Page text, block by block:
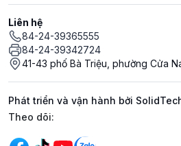
Liên hệ
84-24-39365555
84-24-39342724
41-43 phố Bà Triệu, phường Cửa
Phát triển và vận hành bởi
Mạng xã hội
Theo dõi: